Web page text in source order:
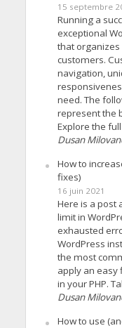
15 septembre
Running a
exceptional
that
customers.
navigation,
need. The
represent the
Explore the
Dusan
How to
fixes)
16 juin 2021
Here is a post
limit in
exhausted
WordPress
the most
apply an easy
in your PHP.
Dusan
How to use